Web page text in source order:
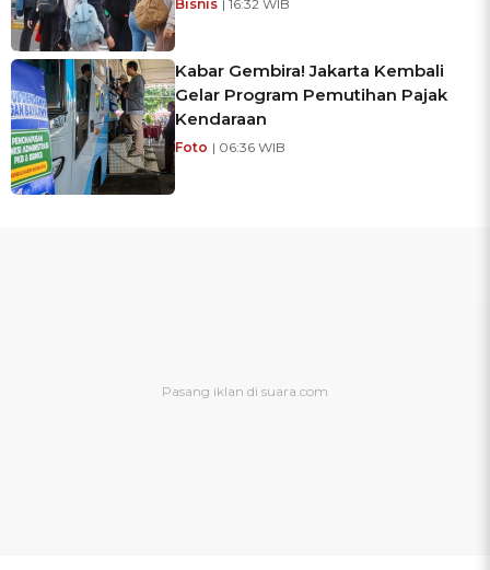
Bisnis | 16:32 WIB
Kabar Gembira! Jakarta Kembali
Gelar Program Pemutihan Pajak
Kendaraan
Foto | 06:36 WIB